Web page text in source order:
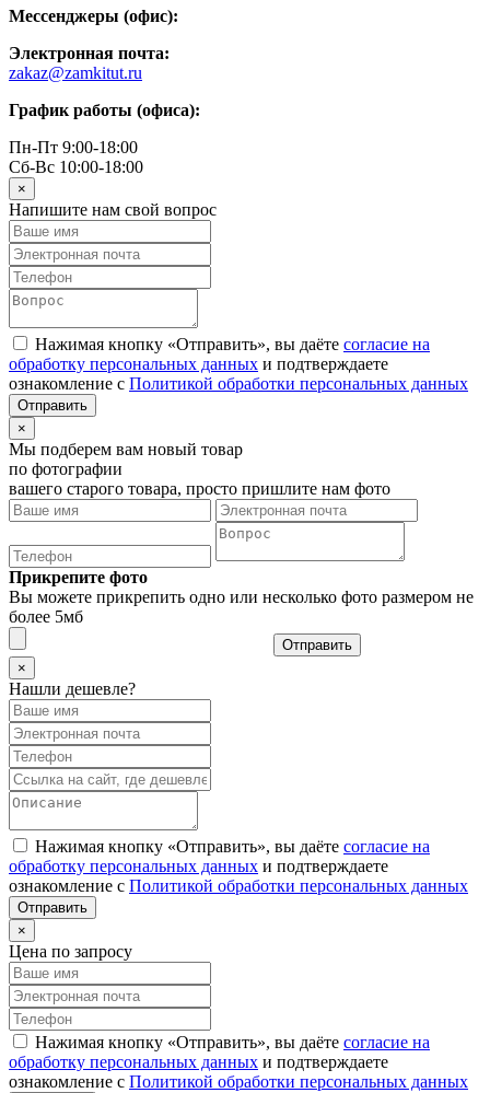
Мессенджеры (офис):
Электронная почта:
zakaz@zamkitut.ru
График работы (офиса):
Пн-Пт 9:00-18:00
Сб-Вс 10:00-18:00
×
Напишите нам свой вопрос
Нажимая кнопку «Отправить», вы даёте согласие на
обработку персональных данных и подтверждаете
ознакомление с Политикой обработки персональных данных
×
Мы подберем вам новый товар
по фотографии
вашего старого товара, просто пришлите нам фото
Прикрепите фото
Вы можете прикрепить одно или несколько фото размером не
более 5мб
Отправить
×
Нашли дешевле?
Нажимая кнопку «Отправить», вы даёте согласие на
обработку персональных данных и подтверждаете
ознакомление с Политикой обработки персональных данных
×
Цена по запросу
Нажимая кнопку «Отправить», вы даёте согласие на
обработку персональных данных и подтверждаете
ознакомление с Политикой обработки персональных данных